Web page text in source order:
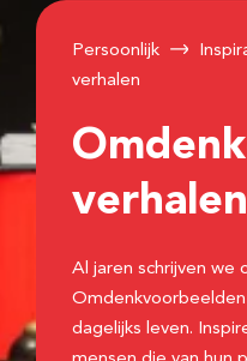
Persoonlijk
verhalen
verhalen
Al jaren schrijven we
dagelijks leven.